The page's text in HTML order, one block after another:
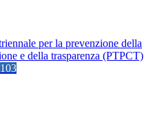
per la prevenzione della
e della trasparenza (PTPCT)
103